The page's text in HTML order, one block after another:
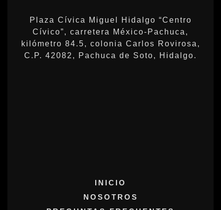
Plaza Cívica Miguel Hidalgo “Centro
Cívico”, carretera México-Pachuca,
kilómetro 84.5, colonia Carlos Rovirosa,
C.P. 42082, Pachuca de Soto, Hidalgo.
INICIO
NOSOTROS